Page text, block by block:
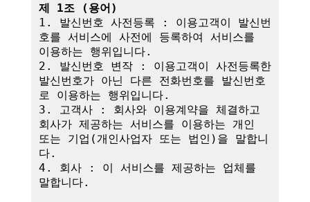
제 1조 (용어)
1. 발신번호 사전등록 : 이용고객이 발신번
호를 서비스에 사전에 등록하여 서비스를
이용하는 행위입니다.
2. 발신번호 변작 : 이용고객이 사전등록한
발신번호가 아닌 다른 전화번호를 발신번호
로 이용하는 행위입니다.
3. 고객사 : 회사와 이용계약을 체결하고
회사가 제공하는 서비스를 이용하는 개인
또는 기업(개인사업자 또는 법인)을 말합니
다.
4. 회사 : 이 서비스를 제공하는 업체를
말합니다.